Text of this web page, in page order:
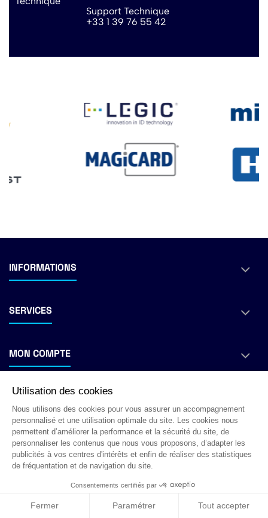
Support Technique
+33 1 39 76 55 42
INFORMATIONS
SERVICES
MON COMPTE
NOUS REJOINDRE
Copyright © 2026GMH Identification
Utilisation des cookies
Nous utilisons des cookies pour vous assurer un accompagnement
personnalisé et une utilisation optimale du site. Les cookies nous
permettent d’améliorer la performance et la sécurité du site, de
personnaliser les contenus que nous vous proposons, d’adapter les
publicités à vos centres d'intérêts et enfin de réaliser des statistiques
de fréquentation et de navigation du site.
Consentements certifiés par
Fermer Paramétrer Tout accepter